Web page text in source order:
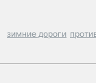
зимние дороги